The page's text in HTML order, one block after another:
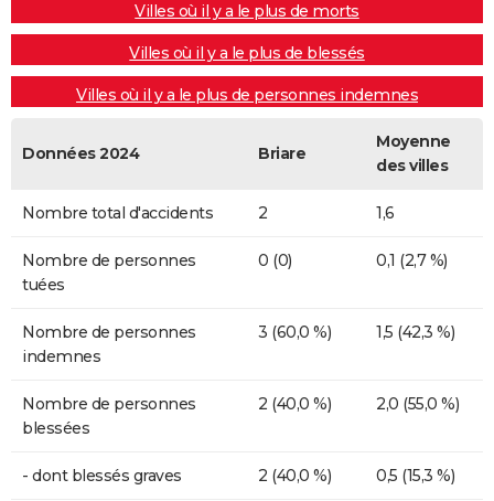
Villes où il y a le plus de morts
Villes où il y a le plus de blessés
Villes où il y a le plus de personnes indemnes
Données 2024 Briare
Moyenne
des villes
Nombre total d'accidents 2 1,6
Nombre de personnes
tuées
0 (0) 0,1 (2,7 %)
Nombre de personnes
indemnes
3 (60,0 %) 1,5 (42,3 %)
Nombre de personnes
blessées
2 (40,0 %) 2,0 (55,0 %)
- dont blessés graves 2 (40,0 %) 0,5 (15,3 %)